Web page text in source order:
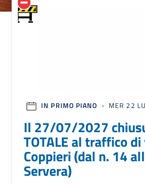
IN PRIMO PIANO - MER 22
Il 27/07/2027
TOTALE al traffico
Coppieri (dal n. 14
Servera)